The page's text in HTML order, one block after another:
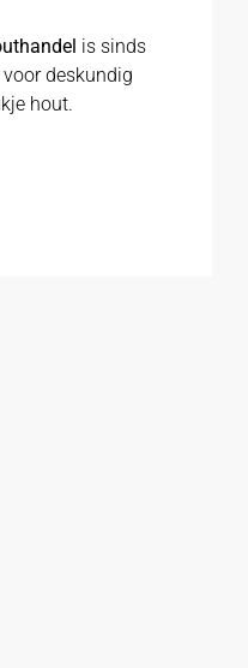
is sinds
deskundig
hout.